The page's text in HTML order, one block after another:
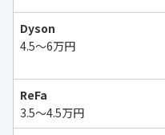
Dyson
4.5〜6万円
ReFa
3.5〜4.5万円